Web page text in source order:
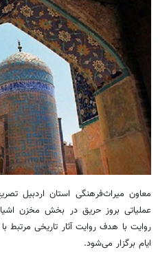
معاون میراث‌فرهنگی استان اردبیل
عملیاتی بروز حریق در بخش مخزن
روایت با هدف روایت آثار تاریخی مرتبط
ایام برگزار می‌شود.